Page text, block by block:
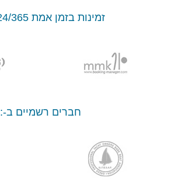
זמינות בזמן אמת 24/365 כאן:
חברים רשמיים ב-: